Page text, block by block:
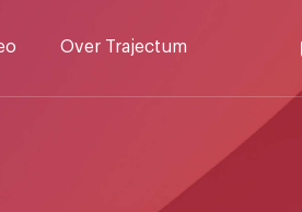
Over Trajectum